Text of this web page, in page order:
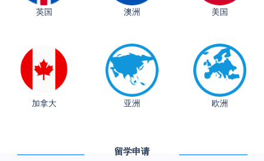
英国 澳洲 美国
加拿大 亚洲 欧洲
留学申请